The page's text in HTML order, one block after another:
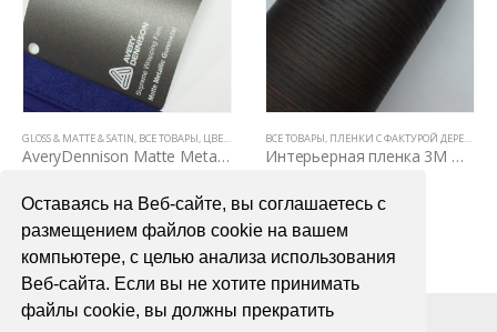
Оставаясь на Веб-сайте, вы соглашаетесь с
размещением файлов cookie на вашем
компьютере, с целью анализа использования
Веб-сайта. Если вы не хотите принимать
файлы cookie, вы должны прекратить
GLOSS & MATTE & SATIN, ВСЕ ТОВАРЫ, ЦВЕТНЫЕ ВИНИЛОВЫЕ ПЛЕНКИ
AveryDennison Matte Metallic Gunmetal
В КОРЗИНУ
ВСЕ ТОВАРЫ, ПЛЕНКИ С ФАКТУРОЙ ДЕРЕВА И КОЖИ
Интерьерная пленка 3М DI – NOC WG 156
В КОРЗИНУ